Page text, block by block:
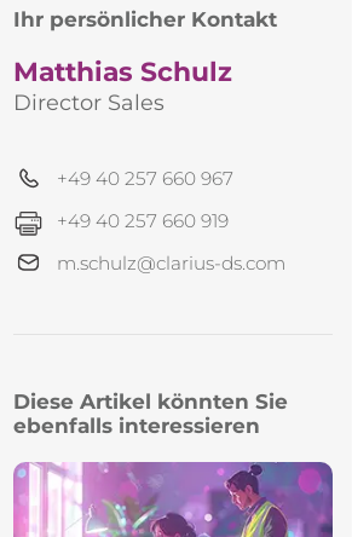
Ihr persönlicher Kontakt
Matthias Schulz
Director Sales
+49 40 257 660 967
+49 40 257 660 919
m.schulz@clarius-ds.com
Diese Artikel könnten Sie
ebenfalls interessieren